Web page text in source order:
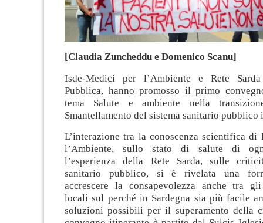
[Claudia Zuncheddu e Domenico Scanu]
Isde-Medici per l’Ambiente e Rete
Pubblica, hanno promosso il primo
tema Salute e ambiente nella
Smantellamento del sistema sanitario pubblico
L’interazione tra la conoscenza scientifica di
l’Ambiente, sullo stato di salute di
l’esperienza della Rete Sarda, sulle
sanitario pubblico, si è rivelata una
accrescere la consapevolezza anche tra
locali sul perché in Sardegna sia più facile
soluzioni possibili per il superamento della